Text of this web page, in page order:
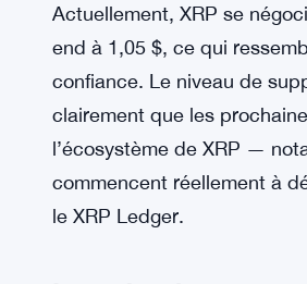
Actuellement, XRP se
end à 1,05 $, ce qui
confiance. Le niveau de
clairement que les
l’écosystème de XRP —
commencent réellement à
le XRP Ledger.